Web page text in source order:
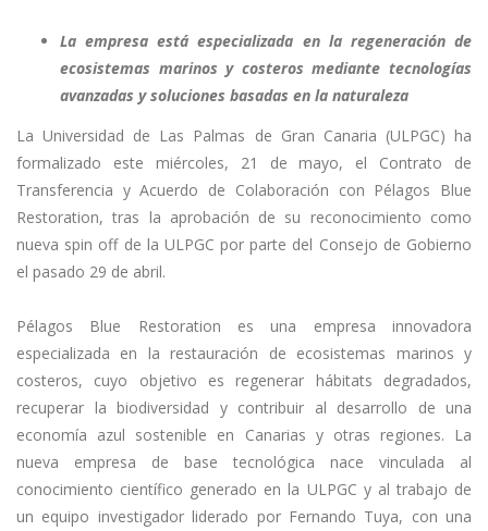
La empresa está especializada en la regeneración de
ecosistemas marinos y costeros mediante tecnologías
avanzadas y soluciones basadas en la naturaleza
La Universidad de Las Palmas de Gran Canaria (ULPGC) ha
formalizado este miércoles, 21 de mayo, el Contrato de
Transferencia y Acuerdo de Colaboración con Pélagos Blue
Restoration, tras la aprobación de su reconocimiento como
nueva spin off de la ULPGC por parte del Consejo de Gobierno
el pasado 29 de abril.
Pélagos Blue Restoration es una empresa innovadora
especializada en la restauración de ecosistemas marinos y
costeros, cuyo objetivo es regenerar hábitats degradados,
recuperar la biodiversidad y contribuir al desarrollo de una
economía azul sostenible en Canarias y otras regiones. La
nueva empresa de base tecnológica nace vinculada al
conocimiento científico generado en la ULPGC y al trabajo de
un equipo investigador liderado por Fernando Tuya, con una